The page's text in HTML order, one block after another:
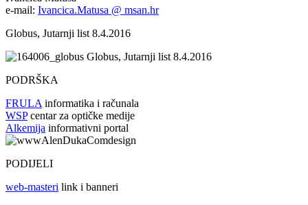
e-mail: Ivancica.Matusa @ msan.hr
Globus, Jutarnji list 8.4.2016
Globus, Jutarnji list 8.4.2016
PODRŠKA
FRULA informatika i računala
WSPcentar za optičke medije
Alkemija informativni portal
PODIJELI
web-masteri link i banneri